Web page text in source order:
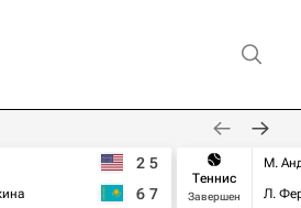
2 5
6 7
Теннис
Завершен
М.
Л.